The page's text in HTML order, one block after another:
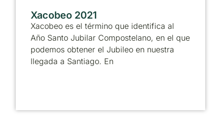
Xacobeo 2021
Xacobeo es el término que identifica al
Año Santo Jubilar Compostelano, en el que
podemos obtener el Jubileo en nuestra
llegada a Santiago. En